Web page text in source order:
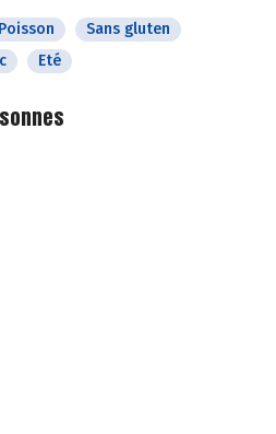
Poisson
Sans gluten
Eté